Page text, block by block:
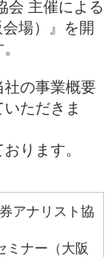
会 主催による
会場）』を開
の事業概要
ただきま
ります。
アナリスト協
ミナー（大阪
English
アクセス